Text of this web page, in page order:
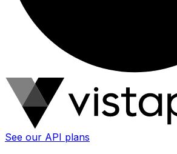
See our API plans